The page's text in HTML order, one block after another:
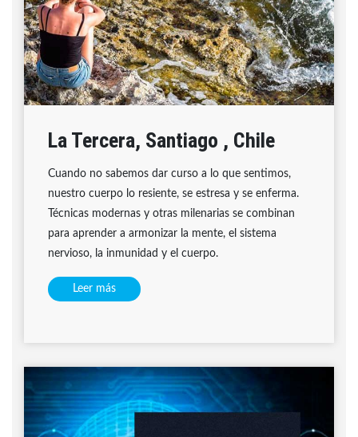
La Tercera, Santiago , Chile
Cuando no sabemos dar curso a lo que sentimos,
nuestro cuerpo lo resiente, se estresa y se enferma.
Técnicas modernas y otras milenarias se combinan
para aprender a armonizar la mente, el sistema
nervioso, la inmunidad y el cuerpo.
Leer más